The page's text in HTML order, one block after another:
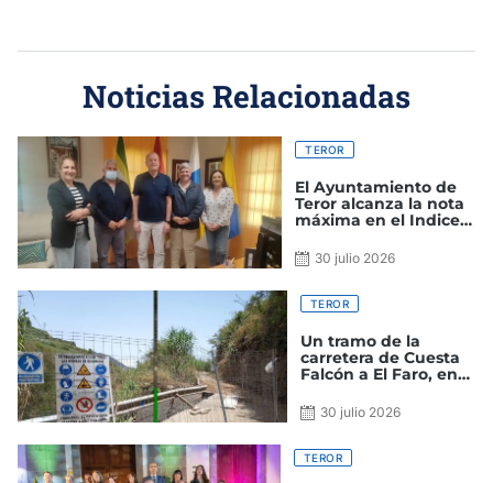
Noticias Relacionadas
TEROR
El Ayuntamiento de
Teror alcanza la nota
máxima en el Indice
Canarias
30 julio 2026
TEROR
Un tramo de la
carretera de Cuesta
Falcón a El Faro, en
tráfico por obras
30 julio 2026
TEROR